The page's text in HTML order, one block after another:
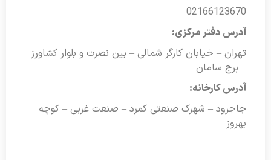
02166123670
آدرس دفتر مرکزی:
تهران – خیابان کارگر شمالی – بین نصرت و بلوار کشاورز
– برج سامان
آدرس کارخانه:
جاجرود – شهرک صنعتی کمرد – صنعت غربی – کوچه
بهروز